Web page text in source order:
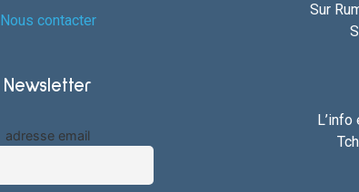
Nous contacter
Newsletter
adresse email
Sur